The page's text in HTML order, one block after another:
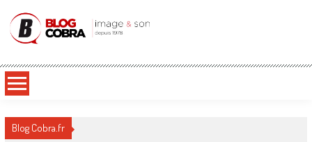
Blog Cobra
Blog Cobra.fr